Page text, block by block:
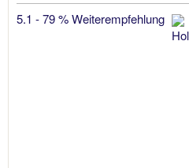
5.1 - 79 % Weiterempfehlung